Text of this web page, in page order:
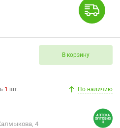
В корзину
1 шт. По наличию
4